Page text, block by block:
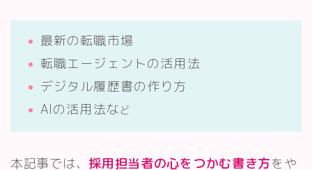
最新の転職市場
転職エージェントの活用法
デジタル履歴書の作り方
AIの活用法など
本記事では、 採用担当者の心をつかむ書き方をや